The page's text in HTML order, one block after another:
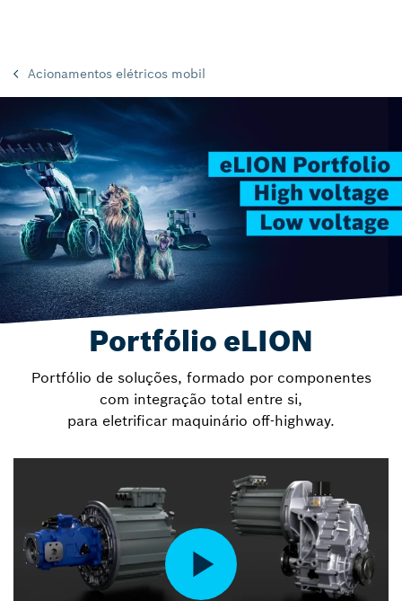
Acionamentos elétricos mobil
Portfólio eLION
Portfólio de soluções, formado por componentes
com integração total entre si,
para eletrificar maquinário off-highway.